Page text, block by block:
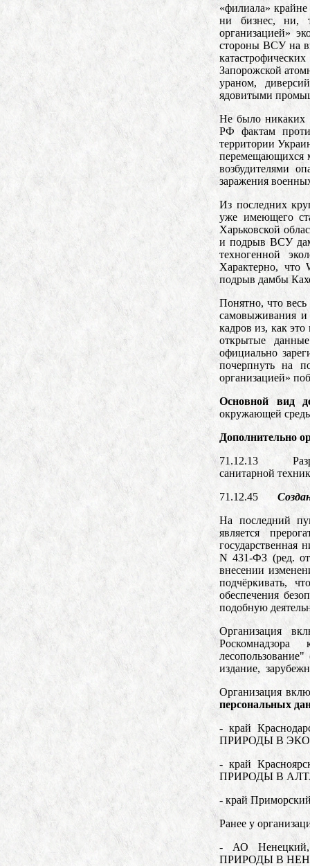
«филиала»
ни бизнес, ни,
организацией»
стороны ВСУ на
Запорожской
ураном,
ядовитыми
Не было никаких
РФ фактам
территории
перемещающихся
возбудителями
заражения
Из последних
уже имеющего
Харьковской
и подрыв ВСУ
техногенной
Характерно, что
подрыв дамбы
Понятно, что
самовыживания и
кадров из, как
открытые
официально
почерпнуть на
организацией»
Основной вид
окружающей
Дополнительно
71.12.13
санитарной
71.12.45
На последний
является
государственная
N 431-ФЗ (ред.
внесении
подчёркивать,
обеспечения
подобную
Организация
издание,
Организация
персональных
- край
ПРИРОДЫ В
- край
ПРИРОДЫ В
- край
Ранее у
- АО
ПРИРОДЫ В